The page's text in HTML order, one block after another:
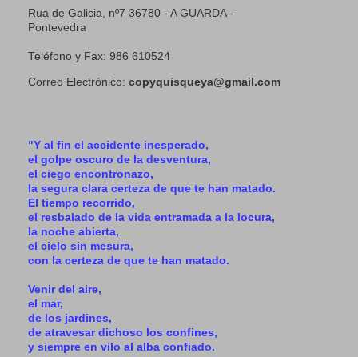
Rua de Galicia, nº7 36780 - A GUARDA -
Pontevedra
Teléfono y Fax: 986 610524
Correo Electrónico: copyquisqueya@gmail.com
"Y al fin el accidente inesperado,
el golpe oscuro de la desventura,
el ciego encontronazo,
la segura clara certeza de que te han matado.
El tiempo recorrido,
el resbalado de la vida entramada a la locura,
la noche abierta,
el cielo sin mesura,
con la certeza de que te han matado.
Venir del aire,
el mar,
de los jardines,
de atravesar dichoso los confines,
y siempre en vilo al alba confiado.